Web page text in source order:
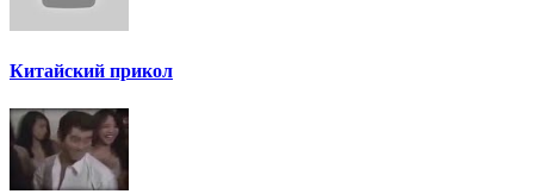
Китайский прикол